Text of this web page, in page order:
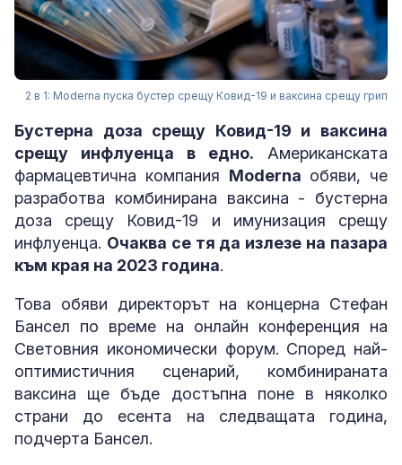
2 в 1: Moderna пуска бустер срещу Ковид-19 и ваксина срещу грип
Бустерна доза срещу Ковид-19 и ваксина
срещу инфлуенца в едно. Американската
фармацевтична компания Moderna обяви, че
разработва комбинирана ваксина - бустерна
доза срещу Ковид-19 и имунизация срещу
инфлуенца. Очаква се тя да излезе на пазара
към края на 2023 година.
Това обяви директорът на концерна Стефан
Бансел по време на онлайн конференция на
Световния икономически форум. Според най-
оптимистичния сценарий, комбинираната
ваксина ще бъде достъпна поне в няколко
страни до есента на следващата година,
подчерта Бансел.